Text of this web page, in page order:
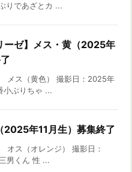
りであざとカ ...
ーゼ】メス・黄（2025年
メス（黄色） 撮影日：2025年
小ぶりちゃ ...
2025年11月生）募集終了
オス（オレンジ） 撮影日：
男くん 性 ...